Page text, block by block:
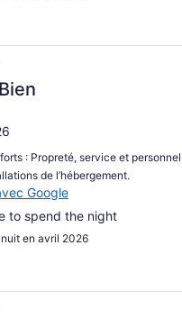
: Propreté, service et
de l’hébergement.
Google
to spend the night
en avril 2026